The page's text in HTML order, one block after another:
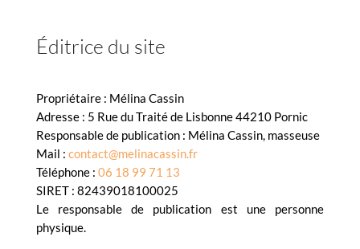
Éditrice du site
Propriétaire : Mélina Cassin
Adresse : 5 Rue du Traité de Lisbonne 44210 Pornic
Responsable de publication : Mélina Cassin, masseuse
Mail : contact@melinacassin.fr
Téléphone : 06 18 99 71 13
SIRET : 82439018100025
Le responsable de publication est une personne
physique.